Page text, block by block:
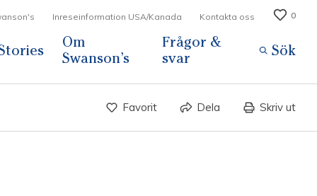
Inreseinformation USA/Kanada Kontakta oss 0
Om
Swanson’s
Frågor &
svar
Sök
Favorit Dela Skriv ut